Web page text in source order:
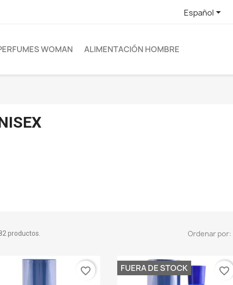
Español
WOMAN ALIMENTACIÓN HOMBRE
productos. Ordenar por:
favorite_border FUERA DE STOCK favorite_border